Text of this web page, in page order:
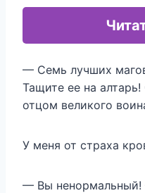
— Семь лучших
Тащите ее на
отцом великого
У меня от страха
— Вы